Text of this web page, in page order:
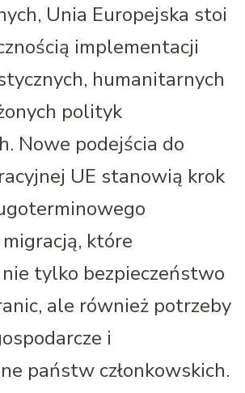
Unia Europejska stoi
implementacji
humanitarnych
polityk
Nowe podejścia do
UE stanowią krok
które
tylko bezpieczeństwo
ale również potrzeby
i
państw członkowskich.